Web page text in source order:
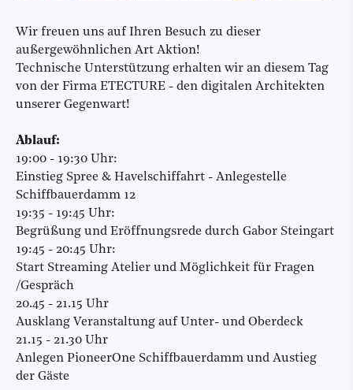
Wir freuen uns auf Ihren Besuch zu dieser
außergewöhnlichen Art Aktion!
Technische Unterstützung erhalten wir an diesem Tag
von der Firma ETECTURE - den digitalen Architekten
unserer Gegenwart!
Ablauf:
19:00 - 19:30 Uhr:
Einstieg Spree & Havelschiffahrt - Anlegestelle
Schiffbauerdamm 12
19:35 - 19:45 Uhr:
Begrüßung und Eröffnungsrede durch Gabor Steingart
19:45 - 20:45 Uhr:
Start Streaming Atelier und Möglichkeit für Fragen
/Gespräch
20.45 - 21.15 Uhr
Ausklang Veranstaltung auf Unter- und Oberdeck
21.15 - 21.30 Uhr
Anlegen PioneerOne Schiffbauerdamm und Austieg
der Gäste